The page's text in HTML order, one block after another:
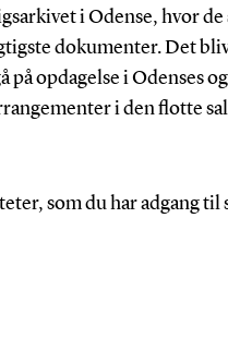
i Odense, hvor
dokumenter. Det
opdagelse i Odenses
i den flotte
som du har adgang til